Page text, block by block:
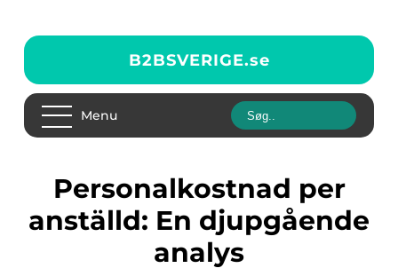
B2BSVERIGE.se
Menu
Personalkostnad per
anställd: En djupgående
analys